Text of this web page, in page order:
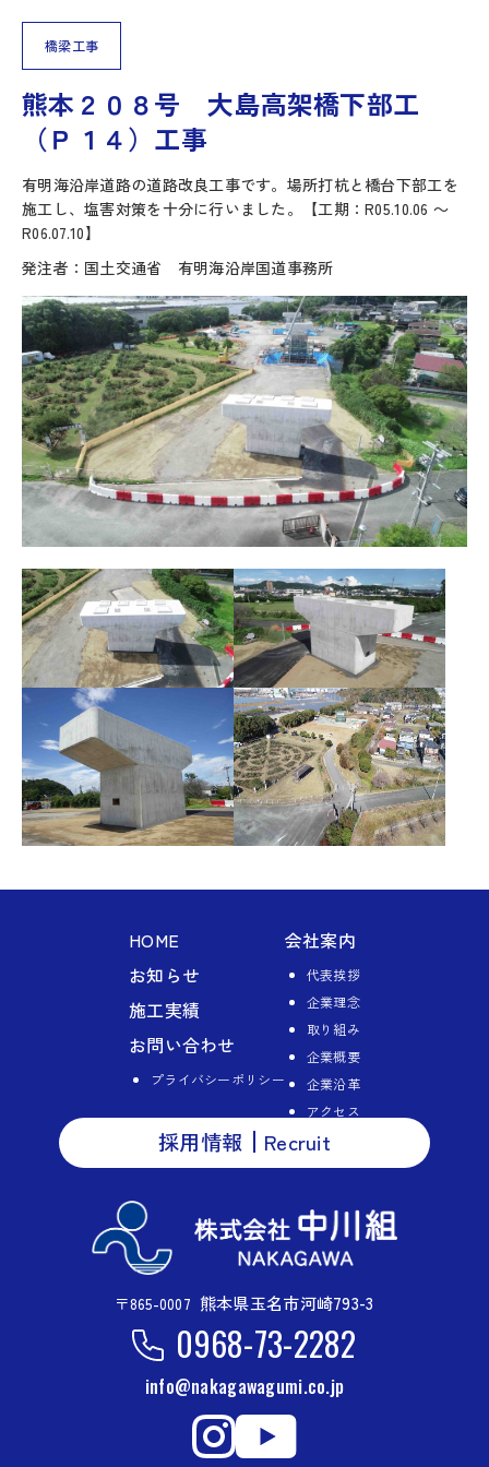
橋梁工事
熊本２０８号 大島高架橋下部工
（Ｐ１４）工事
有明海沿岸道路の道路改良工事です。場所打杭と橋台下部工を
施工し、塩害対策を十分に行いました。【工期：R05.10.06 ～
R06.07.10】
発注者：国土交通省 有明海沿岸国道事務所
〒865-0007 熊本県玉名市河崎793-3
0968-73-2282
info@nakagawagumi.co.jp
HOME
お知らせ
施工実績
お問い合わせ
プライバシーポリシー
会社案内
代表挨拶
企業理念
取り組み
企業概要
企業沿革
アクセス
採用情報 Recruit